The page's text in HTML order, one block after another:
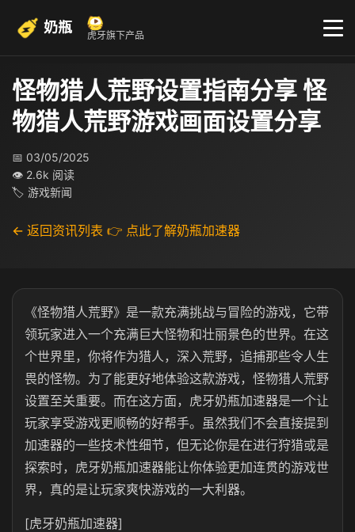
奶瓶 虎牙旗下产品
怪物猎人荒野设置指南分享 怪
物猎人荒野游戏画面设置分享
📅 03/05/2025
👁 2.6k 阅读
🏷 游戏新闻
← 返回资讯列表 👉 点此了解奶瓶加速器
《怪物猎人荒野》是一款充满挑战与冒险的游戏，它带
领玩家进入一个充满巨大怪物和壮丽景色的世界。在这
个世界里，你将作为猎人，深入荒野，追捕那些令人生
畏的怪物。为了能更好地体验这款游戏，怪物猎人荒野
设置至关重要。而在这方面，虎牙奶瓶加速器是一个让
玩家享受游戏更顺畅的好帮手。虽然我们不会直接提到
加速器的一些技术性细节，但无论你是在进行狩猎或是
探索时，虎牙奶瓶加速器能让你体验更加连贯的游戏世
界，真的是让玩家爽快游戏的一大利器。
[虎牙奶瓶加速器]